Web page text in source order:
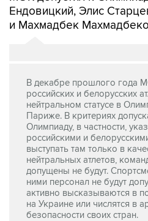
Ендовицкий, Элис
и Махмадбек
В декабре прошлого года
российских и белорусских
нейтральном статусе в
Париже. В критериях
Олимпиаду, в частности,
российскими и
выступать там только в
нейтральных атлетов,
допущены не будут.
ними персонал не будут
активно высказываются в
на Украине или числятся в
безопасности своих стран.